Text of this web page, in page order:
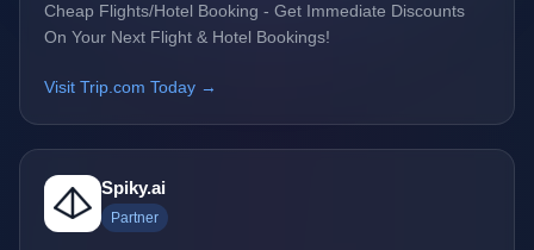
Cheap Flights/Hotel Booking - Get Immediate Discounts
On Your Next Flight & Hotel Bookings!
Visit Trip.com Today →
Spiky.ai
Partner